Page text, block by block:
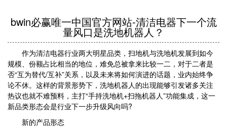
bwin必赢唯一中国官方网站-清洁电器下一个流
量风口是洗地机器人？
作为清洁电器行业两大明星品类，扫地机与洗地机发展到如今
规模、份额占比相当的地位，难免总被拿来比较一二，对于二者是
否“互为替代/互补”关系，以及未来将如何演进的话题，业内始终争
论不休。这样的背景形势下，洗地机器人的出现能够引发诸多关注
热议也就不难预料，主打“手持洗地机+扫拖机器人”功能集成，这一
新品类形态会是行业下一步升级风向吗?
新的产品形态